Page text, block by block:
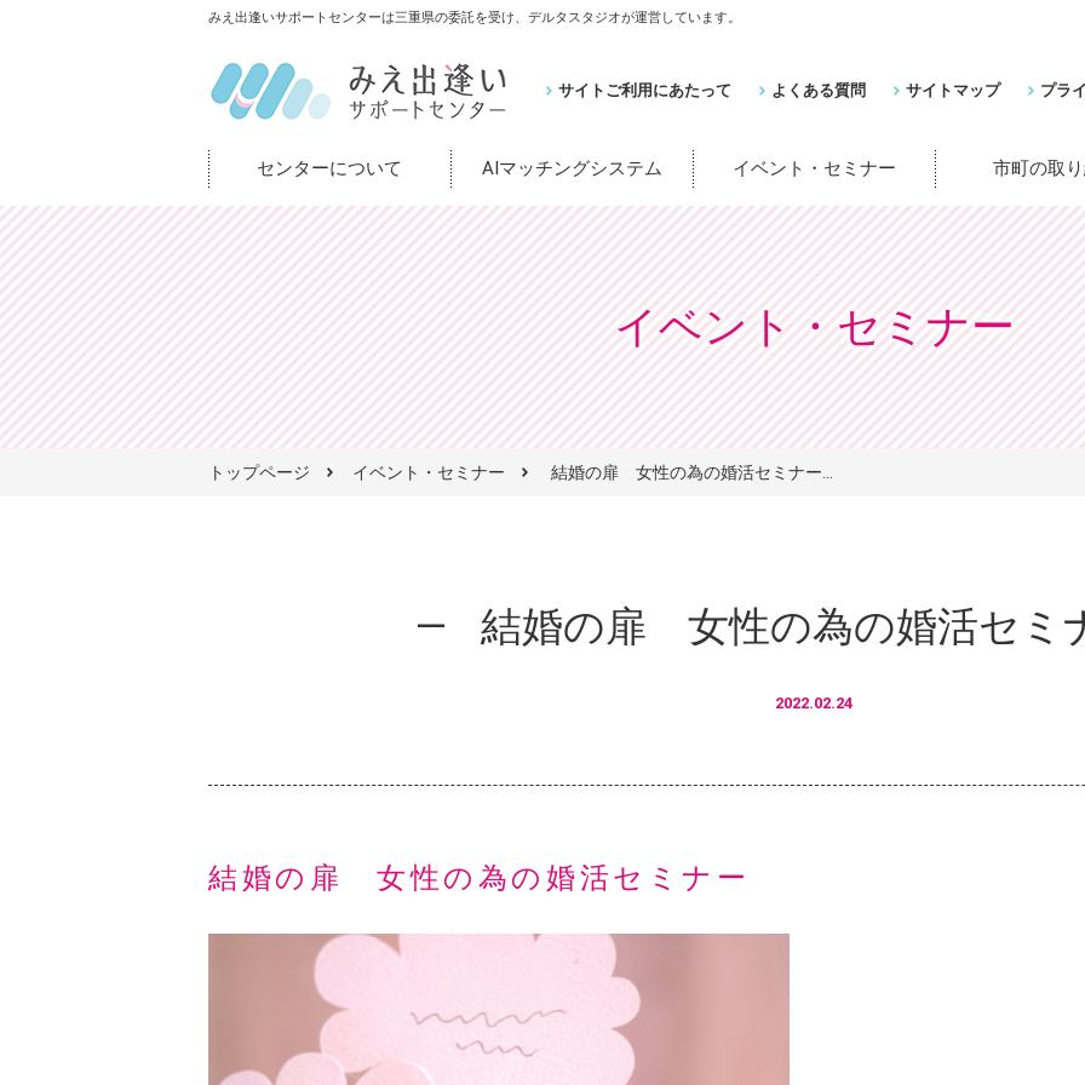
みえ出逢いサポートセンターは三重県の委託を受け、デルタスタジオが運営しています。
サイトご利用にあたって よくある質問 サイトマップ プラ
センターについて AIマッチングシステム イベント・セミナー 市町の取
イベント・セミナー
トップページ イベント・セミナー 結婚の扉 女性の為の婚活セミナー...
結婚の扉 女性の為の婚活セミ
2022.02.24
結婚の扉 女性の為の婚活セミナー